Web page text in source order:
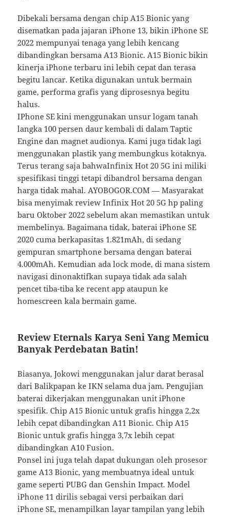
Dibekali bersama dengan chip A15 Bionic yang
disematkan pada jajaran iPhone 13, bikin iPhone SE
2022 mempunyai tenaga yang lebih kencang
dibandingkan bersama A13 Bionic. A15 Bionic bikin
kinerja iPhone terbaru ini lebih cepat dan terasa
begitu lancar. Ketika digunakan untuk bermain
game, performa grafis yang diprosesnya begitu
halus.
IPhone SE kini menggunakan unsur logam tanah
langka 100 persen daur kembali di dalam Taptic
Engine dan magnet audionya. Kami juga tidak lagi
menggunakan plastik yang membungkus kotaknya.
Terus terang saja bahwaInfinix Hot 20 5G ini miliki
spesifikasi tinggi tetapi dibandrol bersama dengan
harga tidak mahal. AYOBOGOR.COM — Masyarakat
bisa menyimak review Infinix Hot 20 5G hp paling
baru Oktober 2022 sebelum akan memastikan untuk
membelinya. Bagaimana tidak, baterai iPhone SE
2020 cuma berkapasitas 1.821mAh, di sedang
gempuran smartphone bersama dengan baterai
4.000mAh. Kemudian ada lock mode, di mana sistem
navigasi dinonaktifkan supaya tidak ada salah
pencet tiba-tiba ke recent app ataupun ke
homescreen kala bermain game.
Review Eternals Karya Seni Yang Memicu
Banyak Perdebatan Batin!
Biasanya, Jokowi menggunakan jalur darat berasal
dari Balikpapan ke IKN selama dua jam. Pengujian
baterai dikerjakan menggunakan unit iPhone
spesifik. Chip A15 Bionic untuk grafis hingga 2,2x
lebih cepat dibandingkan A11 Bionic. Chip A15
Bionic untuk grafis hingga 3,7x lebih cepat
dibandingkan A10 Fusion.
Ponsel ini juga telah dapat dukungan oleh prosesor
game A13 Bionic, yang membuatnya ideal untuk
game seperti PUBG dan Genshin Impact. Model
iPhone 11 dirilis sebagai versi perbaikan dari
iPhone SE, menampilkan layar tampilan yang lebih